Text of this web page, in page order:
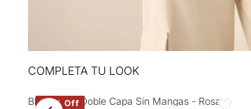
COMPLETA TU LOOK
60% Off
Blusa Rosa Doble Capa Sin Mangas - Rosa